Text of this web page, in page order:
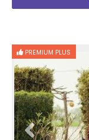
PREMIUM PLUS